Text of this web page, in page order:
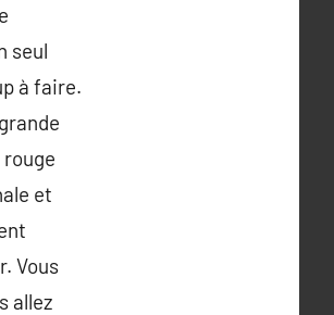
seul
à faire.
et
Vous
allez